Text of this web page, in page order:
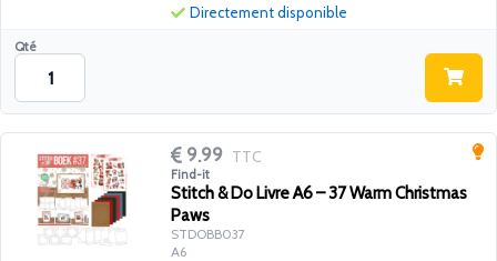
Qté
Directement disponible
9.99 TTC
Find-it
Stitch & Do Livre A6 – 37 Warm Christmas
Paws
STDOBB037
A6